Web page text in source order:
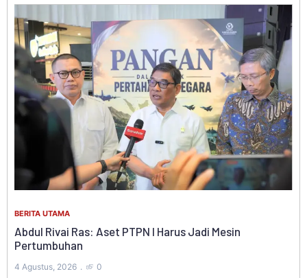
BERITA UTAMA
Abdul Rivai Ras: Aset PTPN I Harus Jadi Mesin
Pertumbuhan
4 Agustus, 2026 0